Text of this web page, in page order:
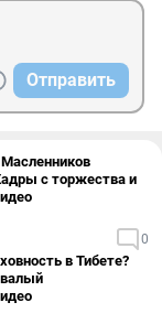
Отправить
с торжества и
0
в Тибете?